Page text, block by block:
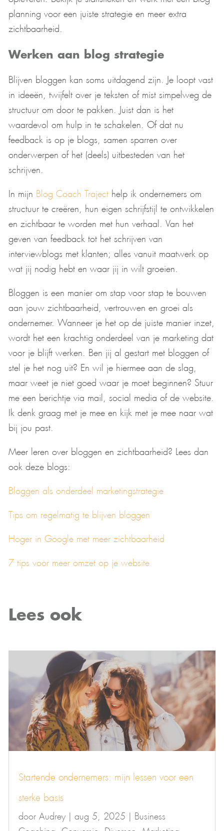
planning voor een juiste strategie en meer extra
zichtbaarheid.
Werken aan blog strategie
Blijven bloggen kan soms uitdagend zijn. Je loopt vast
in ideeën, twijfelt over je teksten of mist simpelweg de
structuur om door te pakken. Juist dan is het
waardevol om hulp in te schakelen. Of dat nu
feedback is op je blogs, samen sparren over
onderwerpen of het (deels) uitbesteden van het
schrijven.
In mijn Blog Coach Traject help ik ondernemers om
structuur te creëren, hun eigen schrijfstijl te ontwikkelen
en zichtbaar te worden met hun verhaal. Van het
geven van feedback tot het schrijven van
interviewblogs met klanten; alles vanuit maatwerk op
wat jij nodig hebt en waar jij in wilt groeien.
Bloggen is een manier om stap voor stap te bouwen
aan jouw zichtbaarheid, vertrouwen en groei als
ondernemer. Wanneer je het op de juiste manier inzet,
wordt het een krachtig onderdeel van je marketing dat
voor je blijft werken. Ben jij al gestart met bloggen of
stel je het nog uit? En wil je hiermee aan de slag,
maar weet je niet goed waar je moet beginnen? Stuur
me een berichtje via mail, social media of de website.
Ik denk graag met je mee en kijk met je mee naar wat
bij jou past.
Meer leren over bloggen en zichtbaarheid? Lees dan
Bloggen als onderdeel marketingstrategie
Tips om regelmatig te blijven bloggen
Hoger in Google met meer zichtbaarheid
7 tips voor meer omzet op je website
Lees ook
Startende ondernemers: mijn lessen voor een
sterke basis
Audrey aug 5, 2025 Business
Coaching Conversie Diversen Marketing